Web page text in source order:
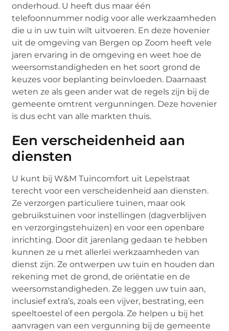
onderhoud. U heeft dus maar één
telefoonnummer nodig voor alle werkzaamheden
die u in uw tuin wilt uitvoeren. En deze hovenier
uit de omgeving van Bergen op Zoom heeft vele
jaren ervaring in de omgeving en weet hoe de
weersomstandigheden en het soort grond de
keuzes voor beplanting beïnvloeden. Daarnaast
weten ze als geen ander wat de regels zijn bij de
gemeente omtrent vergunningen. Deze hovenier
is dus echt van alle markten thuis.
Een verscheidenheid aan
diensten
U kunt bij W&M Tuincomfort uit Lepelstraat
terecht voor een verscheidenheid aan diensten.
Ze verzorgen particuliere tuinen, maar ook
gebruikstuinen voor instellingen (dagverblijven
en verzorgingstehuizen) en voor een openbare
inrichting. Door dit jarenlang gedaan te hebben
kunnen ze u met allerlei werkzaamheden van
dienst zijn. Ze ontwerpen uw tuin en houden dan
rekening met de grond, de oriëntatie en de
weersomstandigheden. Ze leggen uw tuin aan,
inclusief extra’s, zoals een vijver, bestrating, een
speeltoestel of een pergola. Ze helpen u bij het
aanvragen van een vergunning bij de gemeente